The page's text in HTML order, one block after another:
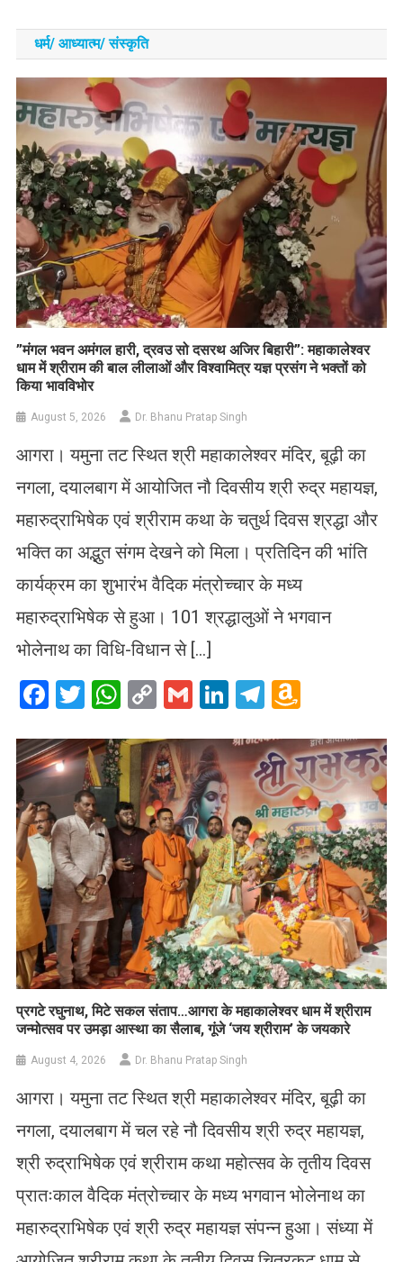
धर्म/ आध्‍यात्‍म/ संस्‍कृति
​”मंगल भवन अमंगल हारी, द्रवउ सो दसरथ अजिर बिहारी”: महाकालेश्वर
धाम में श्रीराम की बाल लीलाओं और विश्वामित्र यज्ञ प्रसंग ने भक्तों को
किया भावविभोर
August 5, 2026 Dr. Bhanu Pratap Singh
आगरा। यमुना तट स्थित श्री महाकालेश्वर मंदिर, बूढ़ी का
नगला, दयालबाग में आयोजित नौ दिवसीय श्री रुद्र महायज्ञ,
महारुद्राभिषेक एवं श्रीराम कथा के चतुर्थ दिवस श्रद्धा और
भक्ति का अद्भुत संगम देखने को मिला। प्रतिदिन की भांति
कार्यक्रम का शुभारंभ वैदिक मंत्रोच्चार के मध्य
महारुद्राभिषेक से हुआ। 101 श्रद्धालुओं ने भगवान
भोलेनाथ का विधि-विधान से […]
Facebook
Twitter
WhatsApp
CopyGmailLinkedIn
Telegram
List
प्रगटे रघुनाथ, मिटे सकल संताप…आगरा के महाकालेश्वर धाम में श्रीराम
जन्मोत्सव पर उमड़ा आस्था का सैलाब, गूंजे ‘जय श्रीराम’ के जयकारे
August 4, 2026 Dr. Bhanu Pratap Singh
आगरा। यमुना तट स्थित श्री महाकालेश्वर मंदिर, बूढ़ी का
नगला, दयालबाग में चल रहे नौ दिवसीय श्री रुद्र महायज्ञ,
श्री रुद्राभिषेक एवं श्रीराम कथा महोत्सव के तृतीय दिवस
प्रातःकाल वैदिक मंत्रोच्चार के मध्य भगवान भोलेनाथ का
महारुद्राभिषेक एवं श्री रुद्र महायज्ञ संपन्न हुआ। संध्या में